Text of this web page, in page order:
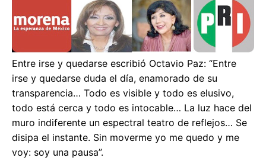
Entre irse y quedarse escribió Octavio Paz: “Entre
irse y quedarse duda el día, enamorado de su
transparencia… Todo es visible y todo es elusivo,
todo está cerca y todo es intocable… La luz hace del
muro indiferente un espectral teatro de reflejos… Se
disipa el instante. Sin moverme yo me quedo y me
voy: soy una pausa”.